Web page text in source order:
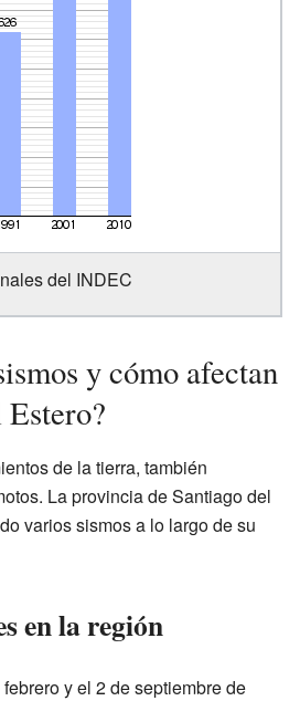
del INDEC
y cómo afectan
de la tierra, también
La provincia de Santiago del
varios sismos a lo largo de su
en la región
y el 2 de septiembre de